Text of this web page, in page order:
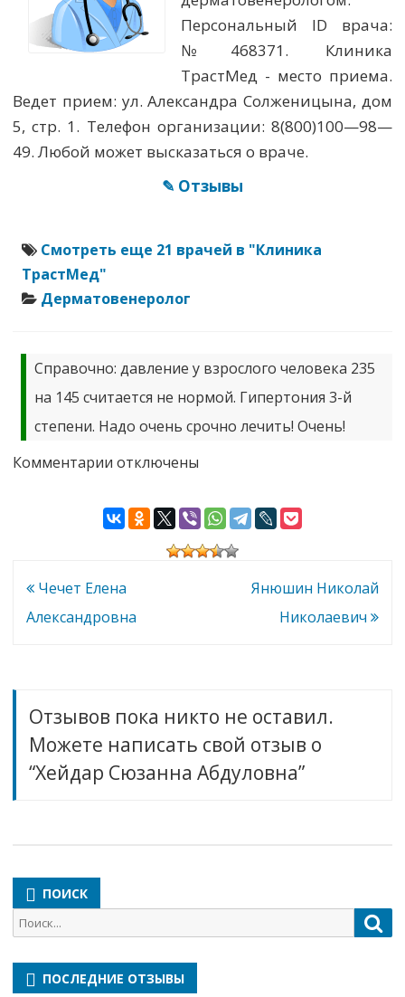
Персональный ID врача:
№468371. Клиника
ТрастМед - место приема.
Ведет прием: ул. Александра Солженицына, дом
5, стр. 1. Телефон организации: 8(800)100—98—
49. Любой может высказаться о враче.
✎ Отзывы
Смотреть еще 21 врачей в "Клиника
ТрастМед"
Дерматовенеролог
Справочно: давление у взрослого человека 235
на 145 считается не нормой. Гипертония 3-й
степени. Надо очень срочно лечить! Очень!
Комментарии к
Сюзанна
Абдуловна
отключены
Навигация
по
Чечет Елена
Александровна
Янюшин Николай
Николаевич
Отзывов пока никто не оставил.
Можете написать свой отзыв о
“Хейдар Сюзанна Абдуловна”
ПОИСК
Поиск
для:
ПОСЛЕДНИЕ ОТЗЫВЫ